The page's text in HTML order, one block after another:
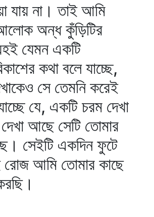
যায় না। তাই আমি
অন্ধ কুঁড়িটির
যেমন একটি
কথা বলে যাচ্ছে,
সে তেমনি করেই
যে, একটি চরম দেখা
আছে সেটি তোমার
সেইটি একদিন ফুটে
রোজ আমি তোমার কাছে